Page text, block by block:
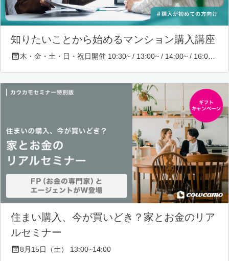
知りたいことから始めるマンション購入講座
住まい購入、今が買いどき？家とお金のリア
ルセミナー
8月15日（土） 13:00~14:00